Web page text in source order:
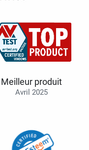
Meilleur produit
Avril 2025